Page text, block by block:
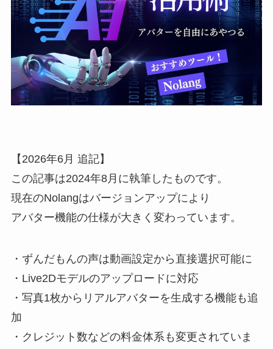
【2026年6月 追記】
この記事は2024年8月に執筆したものです。
現在のNolangはバージョンアップにより
アバター機能の仕様が大きく変わっています。
・ずんだもんの声は動画設定から直接選択可能に
・Live2Dモデルのアップロードに対応
・写真1枚からリアルアバターを生成する機能も追
加
・クレジット数などの料金体系も変更されていま